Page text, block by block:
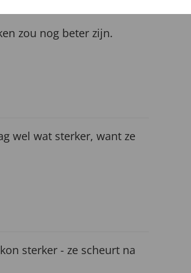
zou nog beter zijn.
wel wat sterker, want ze
sterker - ze scheurt na